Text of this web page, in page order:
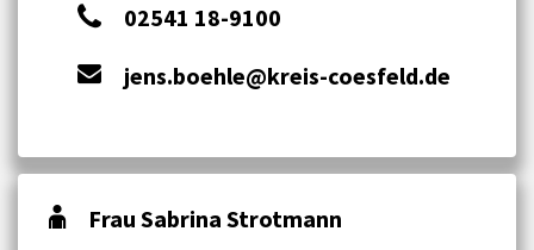
02541 18-9100
jens.boehle@kreis-coesfeld.de
Frau Sabrina Strotmann